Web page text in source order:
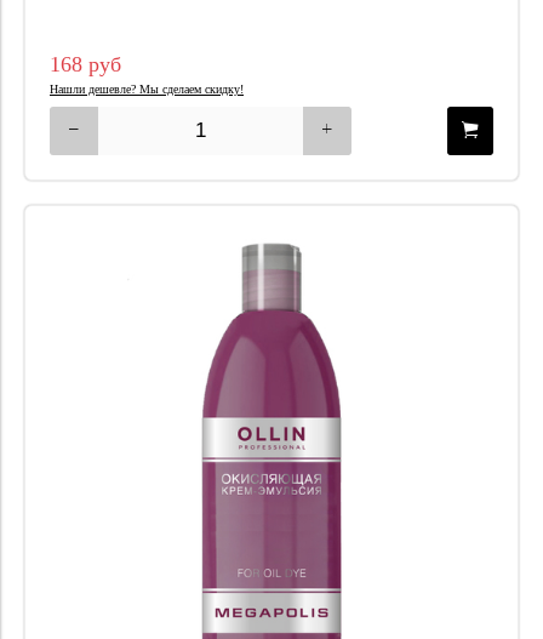
168 руб
Нашли дешевле? Мы сделаем скидку!